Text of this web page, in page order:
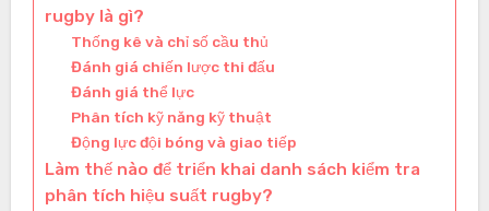
rugby là gì?
Thống kê và chỉ số cầu thủ
Đánh giá chiến lược thi đấu
Đánh giá thể lực
Phân tích kỹ năng kỹ thuật
Động lực đội bóng và giao tiếp
Làm thế nào để triển khai danh sách kiểm tra
phân tích hiệu suất rugby?